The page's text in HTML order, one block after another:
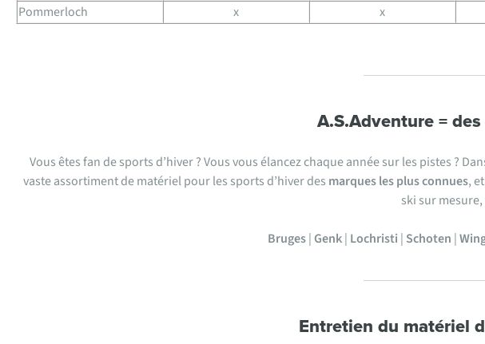
Pommerloch
x x
A.S.Adventure =
Vous êtes fan de sports d’hiver ? Vous vous élancez chaque année sur les pistes ?
vaste assortiment de matériel pour les sports d’hiver des marques les plus connues,
ski sur
Bruges|Genk| Lochristi | Schoten |
Entretien du matériel